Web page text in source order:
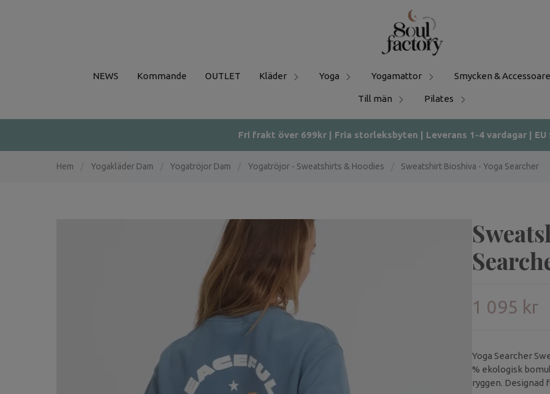
NEWS Kommande OUTLET Kläder Yoga Yogamattor Smycken &
Till män Pilates
Fri frakt över 699kr | Fria storleksbyten | Leverans 1-4 vardagar | EU
Hem Yogakläder Dam Yogatröjor Dam Yogatröjor - Sweatshirts & Hoodies Sweatshirt Bioshiva - Yoga Searcher
1 095 kr
Yoga Searcher
% ekologisk
ryggen. Designad